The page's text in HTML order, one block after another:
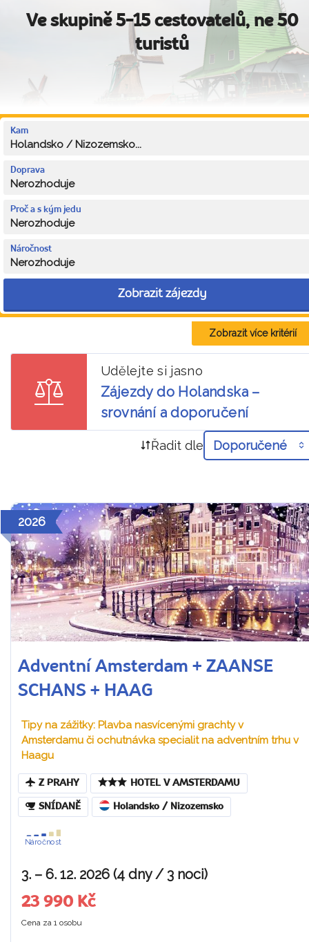
Ve skupině 5-15 cestovatelů, ne 50
turistů
Kam
Holandsko / Nizozemsko...
Doprava
Nerozhoduje
Proč a s kým jedu
Nerozhoduje
Náročnost
Nerozhoduje
Zobrazit zájezdy
Zobrazit více kritérií
Udělejte si jasno
Zájezdy do Holandska –
srovnání a doporučení
Řadit dle Doporučené
2026
Adventní Amsterdam + ZAANSE
SCHANS + HAAG
Tipy na zážitky: Plavba nasvícenými grachty v
Amsterdamu či ochutnávka specialit na adventním trhu v
Haagu
Z PRAHY HOTEL V AMSTERDAMU
SNÍDANĚ Holandsko / Nizozemsko
Náročnost
3. – 6. 12. 2026 (4 dny / 3 noci)
23 990 Kč
Cena za 1 osobu